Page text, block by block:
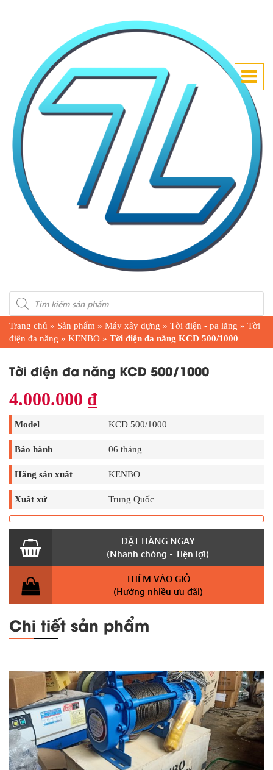
Products
search
Trang chủ » Sản phẩm » Máy xây dựng » Tời điện - pa lăng » Tời
điện đa năng » KENBO » Tời điện đa năng KCD 500/1000
Tời điện đa năng KCD 500/1000
4.000.000 ₫
Model KCD 500/1000
Bảo hành 06 tháng
Hãng sản xuất KENBO
Xuất xứ Trung Quốc
ĐẶT HÀNG NGAY
(Nhanh chóng - Tiện lợi)
THÊM VÀO GIỎ
(Hưởng nhiều ưu đãi)
Chi tiết sản phẩm